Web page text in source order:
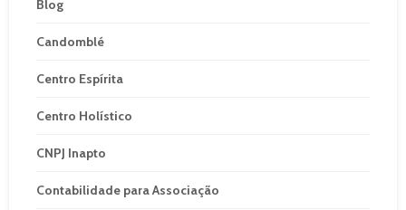
Blog
Candomblé
Centro Espírita
Centro Holístico
CNPJ Inapto
Contabilidade para Associação